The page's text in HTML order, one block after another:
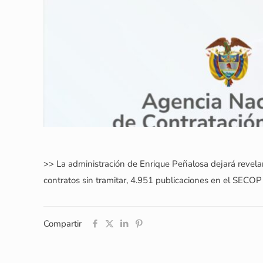
>> La administración de Enrique Peñalosa dejará
contratos sin tramitar, 4.951 publicaciones en el
Compartir